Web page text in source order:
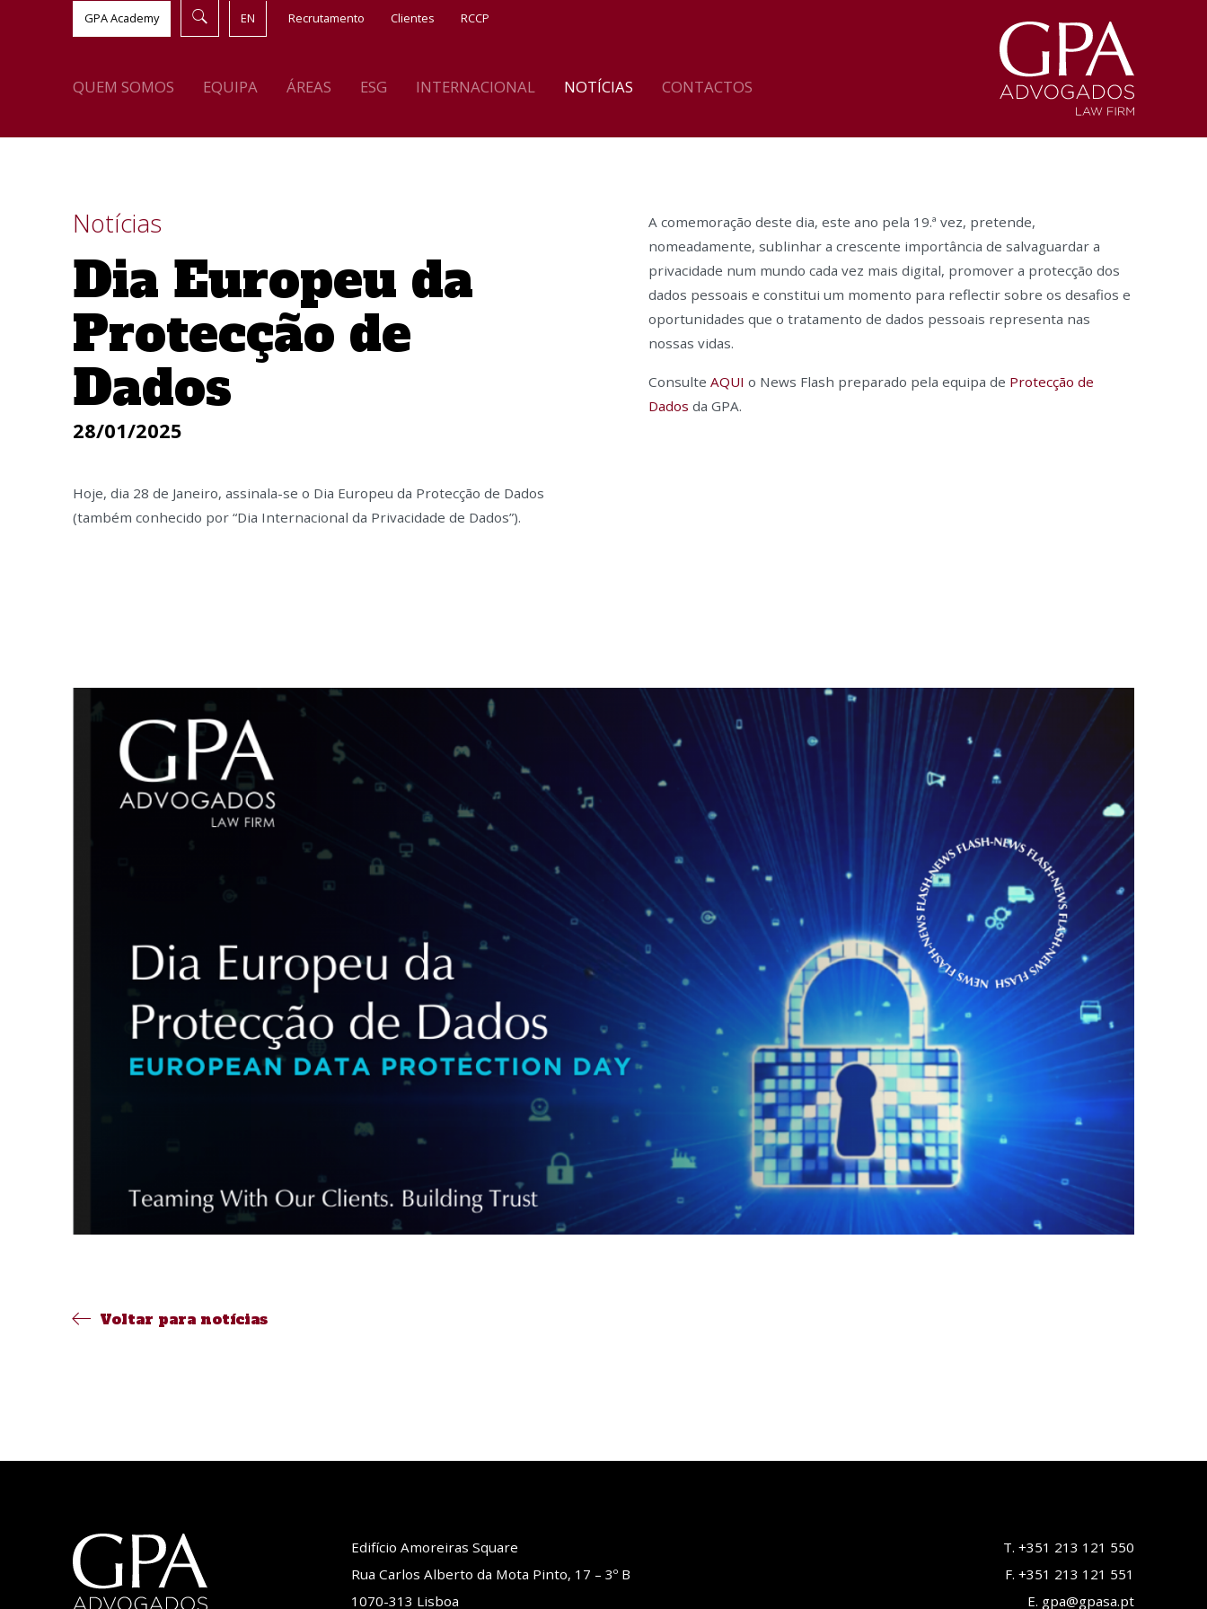
GPA Academy EN Recrutamento Clientes RCCP
QUEM SOMOS EQUIPA ÁREAS ESG INTERNACIONAL NOTÍCIAS CONTACTOS
Notícias
Dia Europeu da
Protecção de
Dados
28/01/2025
Hoje, dia 28 de Janeiro, assinala-se o Dia Europeu da Protecção de Dados
(também conhecido por “Dia Internacional da Privacidade de Dados”).
A comemoração deste dia, este ano pela 19.ª vez, pretende,
nomeadamente, sublinhar a crescente importância de salvaguardar a
privacidade num mundo cada vez mais digital, promover a protecção dos
dados pessoais e constitui um momento para reflectir sobre os desafios e
oportunidades que o tratamento de dados pessoais representa nas
nossas vidas.
Consulte AQUI o News Flash preparado pela equipa de Protecção de
Dados da GPA.
Voltar para notícias
Edifício Amoreiras Square
Rua Carlos Alberto da Mota Pinto, 17 – 3º B
1070-313 Lisboa
T. +351 213 121 550
F. +351 213 121 551
E. gpa@gpasa.pt